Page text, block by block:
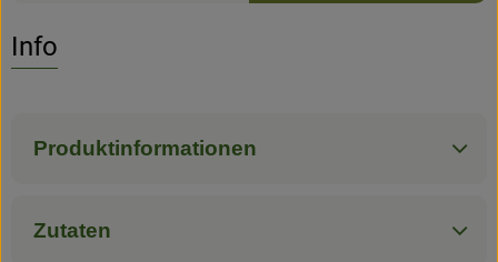
Info
Produktinformationen
Zutaten